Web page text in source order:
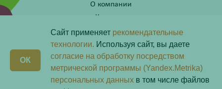
О компании
Контакты
Получите консультацию по телефону:
8 (800) 201-40-60 доб. 10
Сайт применяет рекомендательные
технологии. Используя сайт, вы даете
согласие на обработку посредством
метрической программы (Yandex.Metrika)
персональных данных в том числе файлов
ОК
Скачай наше